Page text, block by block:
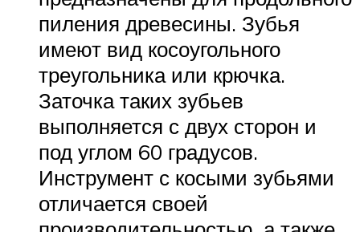
пиления древесины. Зубья
имеют вид косоугольного
треугольника или крючка.
Заточка таких зубьев
выполняется с двух сторон и
под углом 60 градусов.
Инструмент с косыми зубьями
отличается своей